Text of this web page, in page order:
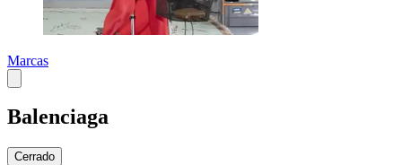
Marcas
Balenciaga
Cerrado